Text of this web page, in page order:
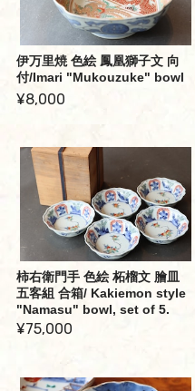
伊万里焼 色絵 鳳凰獅子文 向
付/Imari "Mukouzuke" bowl
¥8,000
柿右衛門手 色絵 柘榴文 膾皿
五客組 合箱/ Kakiemon style
"Namasu" bowl, set of 5.
¥75,000